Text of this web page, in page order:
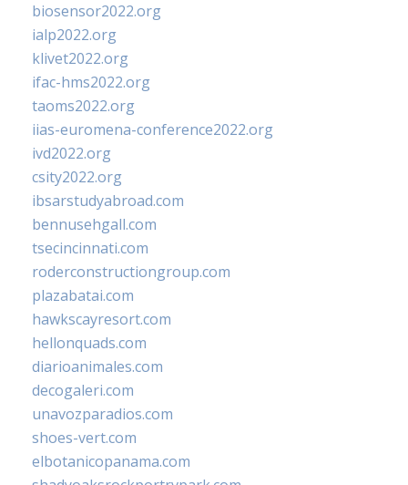
biosensor2022.org
ialp2022.org
klivet2022.org
ifac-hms2022.org
taoms2022.org
iias-euromena-conference2022.org
ivd2022.org
csity2022.org
ibsarstudyabroad.com
bennusehgall.com
tsecincinnati.com
roderconstructiongroup.com
plazabatai.com
hawkscayresort.com
hellonquads.com
diarioanimales.com
decogaleri.com
unavozparadios.com
shoes-vert.com
elbotanicopanama.com